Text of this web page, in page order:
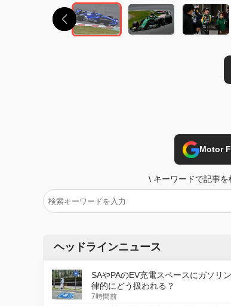
Motor
\ キーワードで記事を
ヘッドラインニュース
SAやPAのEV充電スペースにガソリ
律的にどう扱われる？
7時間前